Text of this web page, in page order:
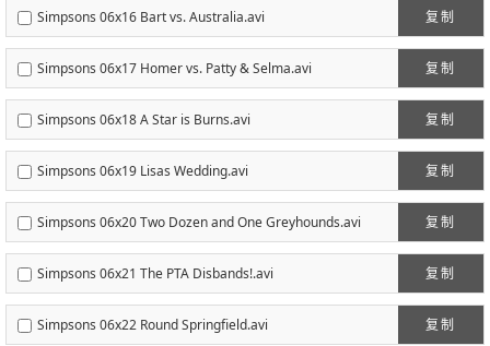
复制
Simpsons 06x16 Bart vs. Australia.avi
复制
Simpsons 06x17 Homer vs. Patty & Selma.avi
复制
Simpsons 06x18 A Star is Burns.avi
复制
Simpsons 06x19 Lisas Wedding.avi
复制
Simpsons 06x20 Two Dozen and One Greyhounds.avi
复制
Simpsons 06x21 The PTA Disbands!.avi
复制
Simpsons 06x22 Round Springfield.avi